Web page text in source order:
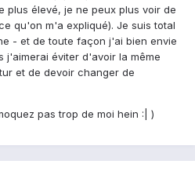
plus élevé, je ne peux plus voir de
qu'on m'a expliqué). Je suis total
- et de toute façon j'ai bien envie
j'aimerai éviter d'avoir la même
et de devoir changer de
pas trop de moi hein :| )